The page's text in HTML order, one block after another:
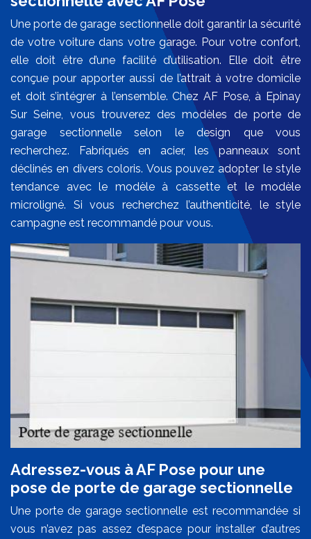
Une porte de garage sectionnelle doit garantir la sécurité
de votre voiture dans votre garage. Pour votre confort,
elle doit être d’une facilité d’utilisation. Elle doit être
conçue pour apporter aussi de l’attrait à votre domicile
et doit s’intégrer à l’ensemble. Chez AF Pose, à Epinay
Sur Seine, vous trouverez des modèles de porte de
garage sectionnelle selon le design que vous
recherchez. Fabriqués en acier, les panneaux sont
déclinés en divers coloris. Vous pouvez adopter le style
tendance avec le modèle à cassette et le modèle
microligné. Si vous recherchez l’authenticité, le style
campagne est recommandé pour vous.
Adressez-vous à AF Pose pour une
pose de porte de garage sectionnelle
Une porte de garage sectionnelle est recommandée si
vous n’avez pas assez d’espace pour installer d’autres